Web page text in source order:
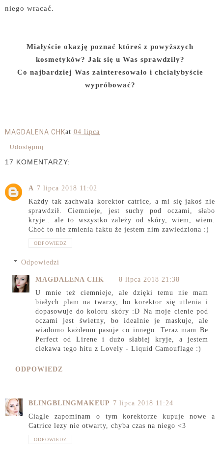
niego wracać.
Miałyście okazję poznać któreś z powyższych
kosmetyków? Jak się u Was sprawdziły?
Co najbardziej Was zainteresowało i chciałybyście
wypróbować?
MAGDALENA CHKat 04 lipca
Udostępnij
17 KOMENTARZY:
A 7 lipca 2018 11:02
Każdy tak zachwala korektor catrice, a mi się jakoś nie
sprawdził. Ciemnieje, jest suchy pod oczami, słabo
kryje.. ale to wszystko zależy od skóry, wiem, wiem.
Choć to nie zmienia faktu że jestem nim zawiedziona :)
ODPOWIEDZ
Odpowiedzi
MAGDALENA CHK
8 lipca 2018 21:38
U mnie też ciemnieje, ale dzięki temu nie mam
białych plam na twarzy, bo korektor się utlenia i
dopasowuje do koloru skóry :D Na moje cienie pod
oczami jest świetny, bo idealnie je maskuje, ale
wiadomo każdemu pasuje co innego. Teraz mam Be
Perfect od Lirene i dużo słabiej kryje, a jestem
ciekawa tego hitu z Lovely - Liquid Camouflage :)
ODPOWIEDZ
BLINGBLINGMAKEUP 7 lipca 2018 11:24
Ciagle zapominam o tym korektorze kupuje nowe a
Catrice lezy nie otwarty, chyba czas na niego <3
ODPOWIEDZ